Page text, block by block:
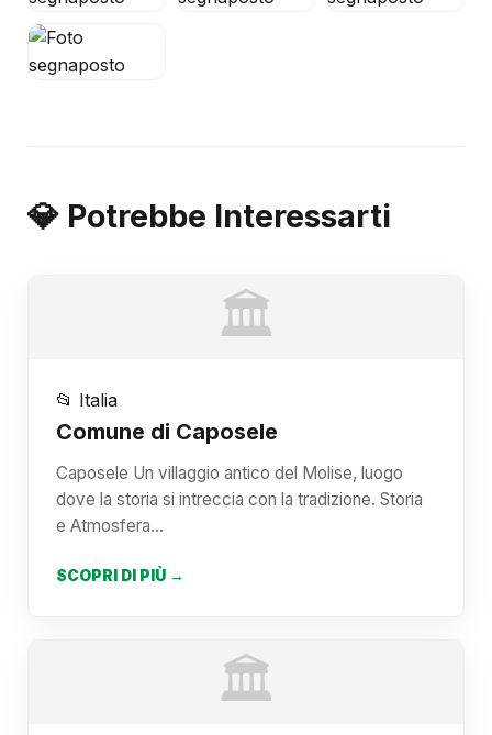
💎 Potrebbe Interessarti
🏛️
📂 Italia
Comune di Caposele
Caposele Un villaggio antico del Molise, luogo
dove la storia si intreccia con la tradizione. Storia
e Atmosfera…
SCOPRI DI PIÙ →
🏛️